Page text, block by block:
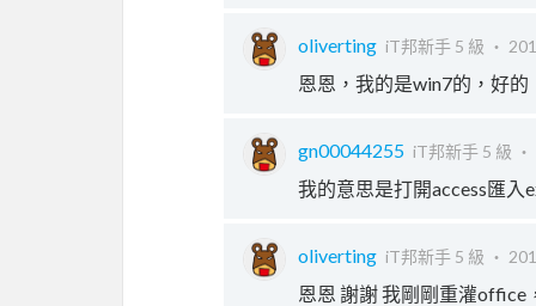
oliverting iT邦新手 5 級 ‧
恩恩，我的是win7的，好
gn00044255 iT邦新手 5 級 ‧
我的意思是打開access匯入
oliverting iT邦新手 5 級 ‧
恩恩 謝謝 我剛剛重灌office